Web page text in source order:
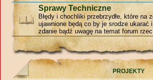
Sprawy Techniczne
Błędy i chochliki przebrzydłe, które
ujawnione będą co by je srodze
zdanie bądź uwagę na temat forum
PROJEKTY